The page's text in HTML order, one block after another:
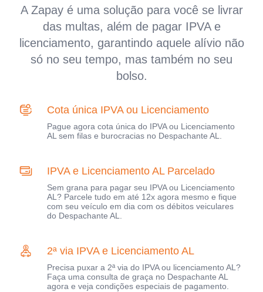
A Zapay é uma solução para você se livrar
das multas, além de pagar IPVA e
licenciamento, garantindo aquele alívio não
só no seu tempo, mas também no seu
bolso.
Cota única IPVA ou Licenciamento
Pague agora cota única do IPVA ou Licenciamento
AL sem filas e burocracias no Despachante AL.
IPVA e Licenciamento AL Parcelado
Sem grana para pagar seu IPVA ou Licenciamento
AL? Parcele tudo em até 12x agora mesmo e fique
com seu veículo em dia com os débitos veiculares
do Despachante AL.
2ª via IPVA e Licenciamento AL
Precisa puxar a 2ª via do IPVA ou licenciamento AL?
Faça uma consulta de graça no Despachante AL
agora e veja condições especiais de pagamento.